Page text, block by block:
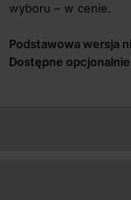
wyboru – w cenie.
Podstawowa wersja
Dostępne